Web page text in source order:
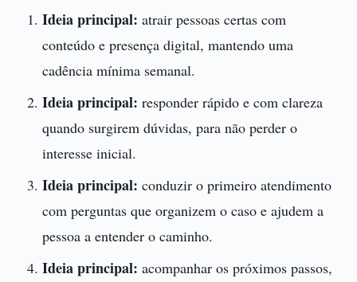
Ideia principal: atrair pessoas certas com
conteúdo e presença digital, mantendo uma
cadência mínima semanal.
Ideia principal: responder rápido e com clareza
quando surgirem dúvidas, para não perder o
interesse inicial.
Ideia principal: conduzir o primeiro atendimento
com perguntas que organizem o caso e ajudem a
pessoa a entender o caminho.
Ideia principal: acompanhar os próximos passos,